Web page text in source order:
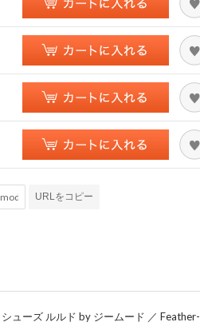
URLをコピー
ューズ ルルド by ジームード ／ Feather-